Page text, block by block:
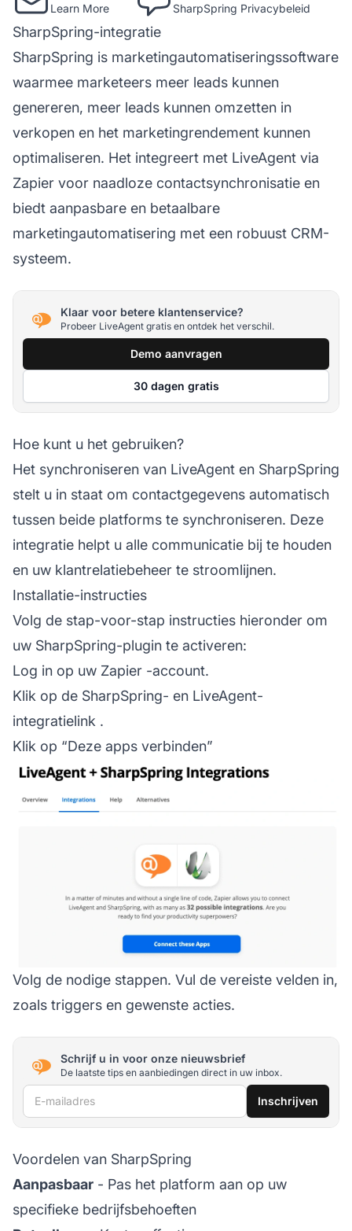
Learn More
SharpSpring Privacybeleid
SharpSpring-integratie
SharpSpring is marketingautomatiseringssoftware
waarmee marketeers meer leads kunnen
genereren, meer leads kunnen omzetten in
verkopen en het marketingrendement kunnen
optimaliseren. Het integreert met LiveAgent via
Zapier voor naadloze contactsynchronisatie en
biedt aanpasbare en betaalbare
marketingautomatisering met een robuust CRM-
systeem.
Klaar voor betere klantenservice?
Probeer LiveAgent gratis en ontdek het verschil.
Demo aanvragen
30 dagen gratis
Hoe kunt u het gebruiken?
Het synchroniseren van LiveAgent en SharpSpring
stelt u in staat om contactgegevens automatisch
tussen beide platforms te synchroniseren. Deze
integratie helpt u alle communicatie bij te houden
en uw klantrelatiebeheer te stroomlijnen.
Installatie-instructies
Volg de stap-voor-stap instructies hieronder om
uw SharpSpring-plugin te activeren:
Log in op uw Zapier -account.
Klik op de SharpSpring- en LiveAgent-
integratielink .
Klik op “Deze apps verbinden”
Volg de nodige stappen. Vul de vereiste velden in,
zoals triggers en gewenste acties.
Schrijf u in voor onze nieuwsbrief
De laatste tips en aanbiedingen direct in uw inbox.
E-mailadres Inschrijven
Voordelen van SharpSpring
Aanpasbaar - Pas het platform aan op uw
specifieke bedrijfsbehoeften